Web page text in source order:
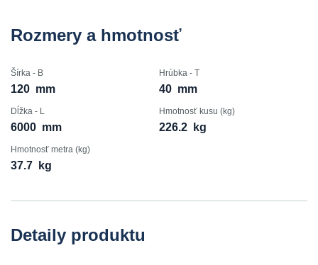
Rozmery a hmotnosť
Šírka - B
120 mm
Hrúbka - T
40 mm
Dĺžka - L
6000 mm
Hmotnosť kusu (kg)
226.2 kg
Hmotnosť metra (kg)
37.7 kg
Detaily produktu